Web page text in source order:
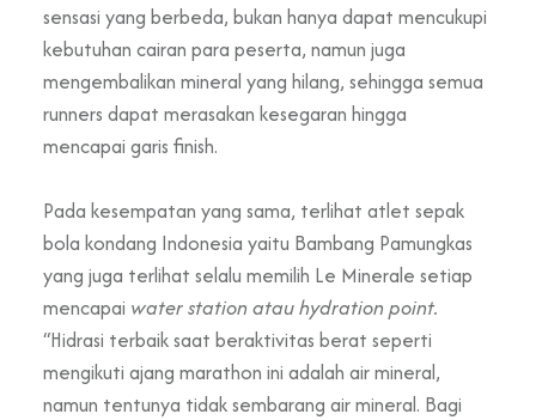
sensasi yang berbeda, bukan hanya dapat mencukupi
kebutuhan cairan para peserta, namun juga
mengembalikan mineral yang hilang, sehingga semua
runners dapat merasakan kesegaran hingga
mencapai garis finish.
Pada kesempatan yang sama, terlihat atlet sepak
bola kondang Indonesia yaitu Bambang Pamungkas
yang juga terlihat selalu memilih Le Minerale setiap
mencapai water station atau hydration point.
“Hidrasi terbaik saat beraktivitas berat seperti
mengikuti ajang marathon ini adalah air mineral,
namun tentunya tidak sembarang air mineral. Bagi